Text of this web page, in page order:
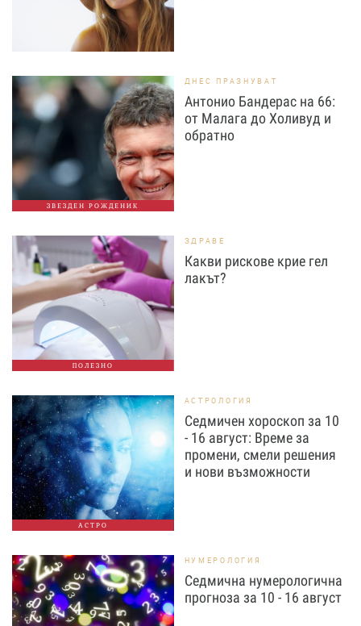
ЗВЕЗДЕН РОЖДЕНИК
ДНЕС ПРАЗНУВАТ
Антонио Бандерас на 66:
от Малага до Холивуд и
обратно
ПОЛЕЗНО
ЗДРАВЕ
Какви рискове крие гел
лакът?
АСТРО
АСТРОЛОГИЯ
Седмичен хороскоп за 10
- 16 август: Време за
промени, смели решения
и нови възможности
НУМЕРОЛОГИЯ
Седмична нумерологична
прогноза за 10 - 16 август